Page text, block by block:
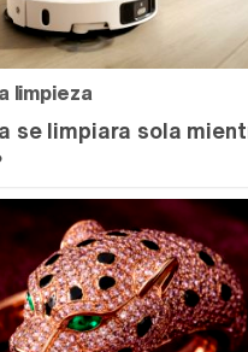
limpieza
se limpiara sola